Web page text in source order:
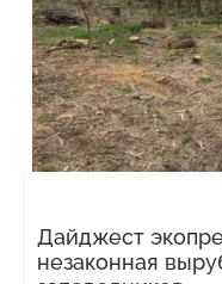
Дайджест
незаконная